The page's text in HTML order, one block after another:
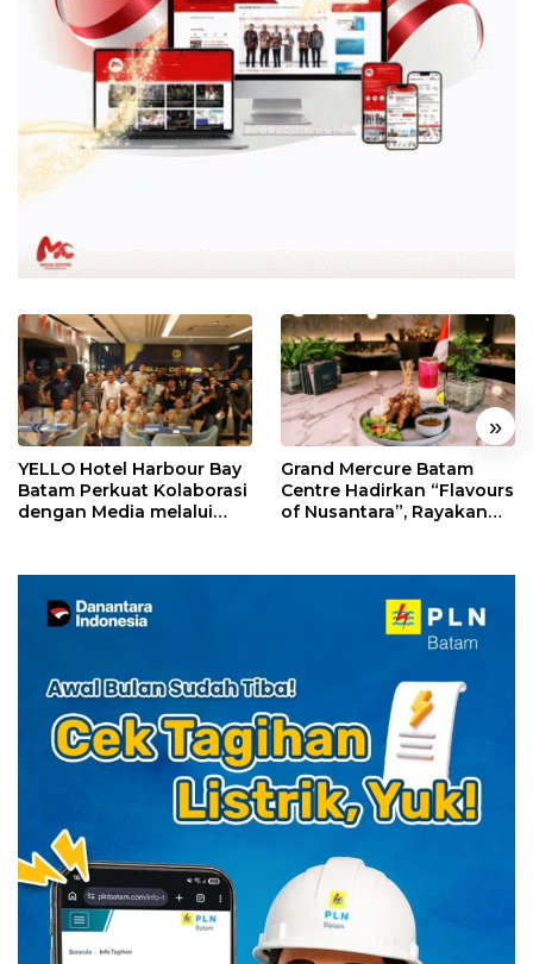
« »
YELLO Hotel Harbour Bay
Batam Perkuat Kolaborasi
dengan Media melalui
Grand Mercure Batam
Centre Hadirkan “Flavours
of Nusantara”, Rayakan